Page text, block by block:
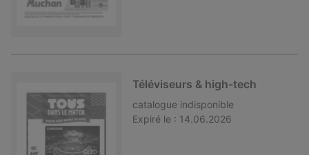
Téléviseurs & high-tech
catalogue indisponible
Expiré le : 14.06.2026